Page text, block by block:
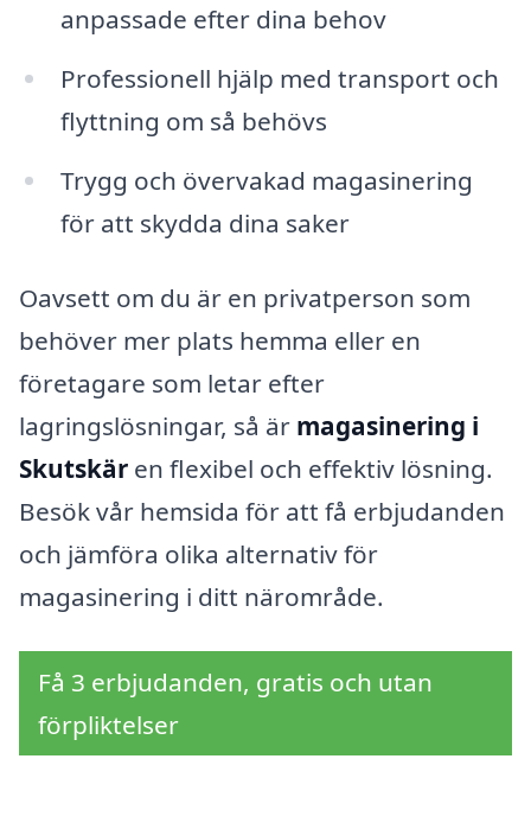
anpassade efter dina behov
Professionell hjälp med transport och
flyttning om så behövs
Trygg och övervakad magasinering
för att skydda dina saker
Oavsett om du är en privatperson som
behöver mer plats hemma eller en
företagare som letar efter
lagringslösningar, så är magasinering i
Skutskär en flexibel och effektiv lösning.
Besök vår hemsida för att få erbjudanden
och jämföra olika alternativ för
magasinering i ditt närområde.
Få 3 erbjudanden, gratis och utan
förpliktelser